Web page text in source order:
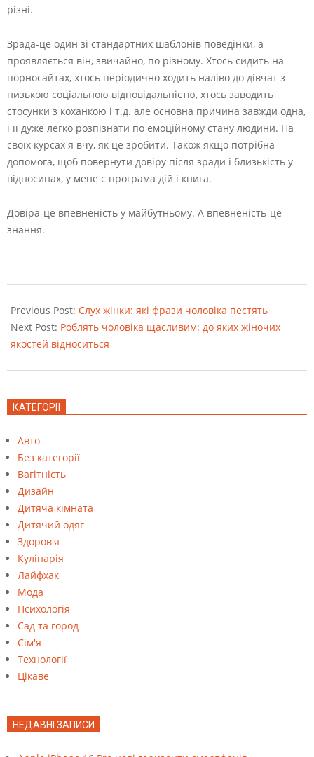
різні.
Зрада-це один зі стандартних шаблонів поведінки, а
проявляється він, звичайно, по різному. Хтось сидить на
порносайтах, хтось періодично ходить наліво до дівчат з
низькою соціальною відповідальністю, хтось заводить
стосунки з коханкою і т.д. але основна причина завжди одна,
і її дуже легко розпізнати по емоційному стану людини. На
своїх курсах я вчу, як це зробити. Також якщо потрібна
допомога, щоб повернути довіру після зради і близькість у
відносинах, у мене є програма дій і книга.
Довіра-це впевненість у майбутньому. А впевненість-це
знання.
08-
24
Previous Post: Слух жінки: які фрази чоловіка пестять
Next Post: Роблять чоловіка щасливим: до яких жіночих
якостей відноситься
КАТЕГОРІЇ
Авто
Без категорії
Вагітність
Дизайн
Дитяча кімната
Дитячий одяг
Здоров'я
Кулінарія
Лайфхак
Мода
Психологія
Сад та город
Сім'я
Технології
Цікаве
НЕДАВНІ ЗАПИСИ